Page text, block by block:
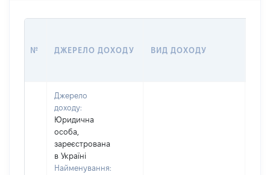
№ ДЖЕРЕЛО ДОХОДУ ВИД ДОХОДУ
Джерело
доходу:
Юридична
особа,
зареєстрована
в Україні
Найменування: